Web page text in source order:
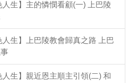
生】主的憐憫看顧(一) 上巴陵
生】上巴陵教會歸真之路 上巴
生】親近恩主順主引領(二) 和